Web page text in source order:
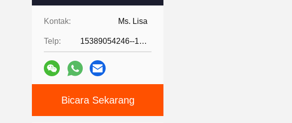
Kontak: Ms. Lisa
Telp: 15389054246--15389054246
Bicara Sekarang